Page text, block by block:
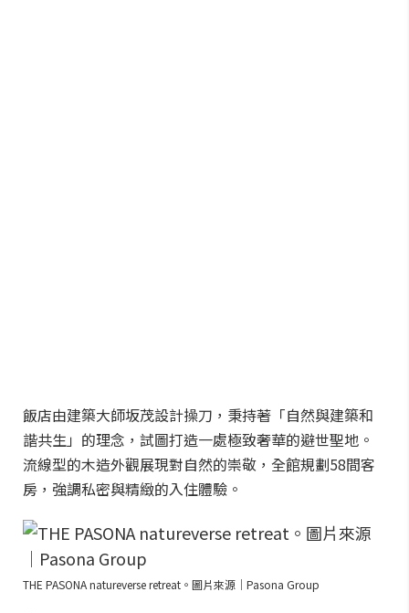
飯店由建築大師坂茂設計操刀，秉持著「自然與建築和
諧共生」的理念，試圖打造一處極致奢華的避世聖地。
流線型的木造外觀展現對自然的崇敬，全館規劃58間客
房，強調私密與精緻的入住體驗。
THE PASONA natureverse retreat。圖片來源｜Pasona Group